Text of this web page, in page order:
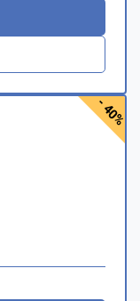
- 40%